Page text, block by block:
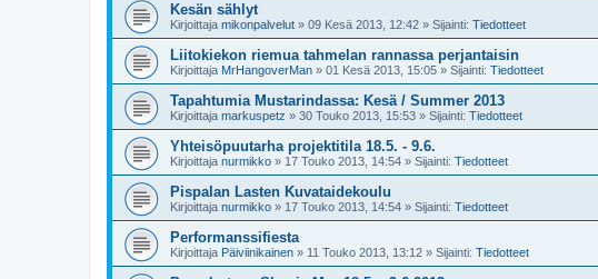
Kesän sählyt
Kirjoittaja mikonpalvelut » 09 Kesä 2013, 12:42 » Sijainti: Tiedotteet
Liitokiekon riemua tahmelan rannassa perjantaisin
Kirjoittaja MrHangoverMan » 01 Kesä 2013, 15:05 » Sijainti: Tiedotteet
Tapahtumia Mustarindassa: Kesä / Summer 2013
Kirjoittaja markuspetz » 30 Touko 2013, 15:53 » Sijainti: Tiedotteet
Yhteisöpuutarha projektitila 18.5. - 9.6.
Kirjoittaja nurmikko » 17 Touko 2013, 14:54 » Sijainti: Tiedotteet
Pispalan Lasten Kuvataidekoulu
Kirjoittaja nurmikko » 17 Touko 2013, 14:54 » Sijainti: Tiedotteet
Performanssifiesta
Kirjoittaja Päiviinikainen » 11 Touko 2013, 13:12 » Sijainti: Tiedotteet